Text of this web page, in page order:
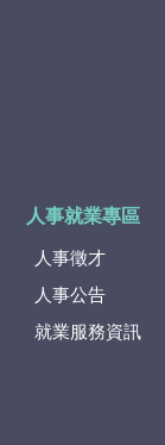
人事就業專區
人事徵才
人事公告
就業服務資訊